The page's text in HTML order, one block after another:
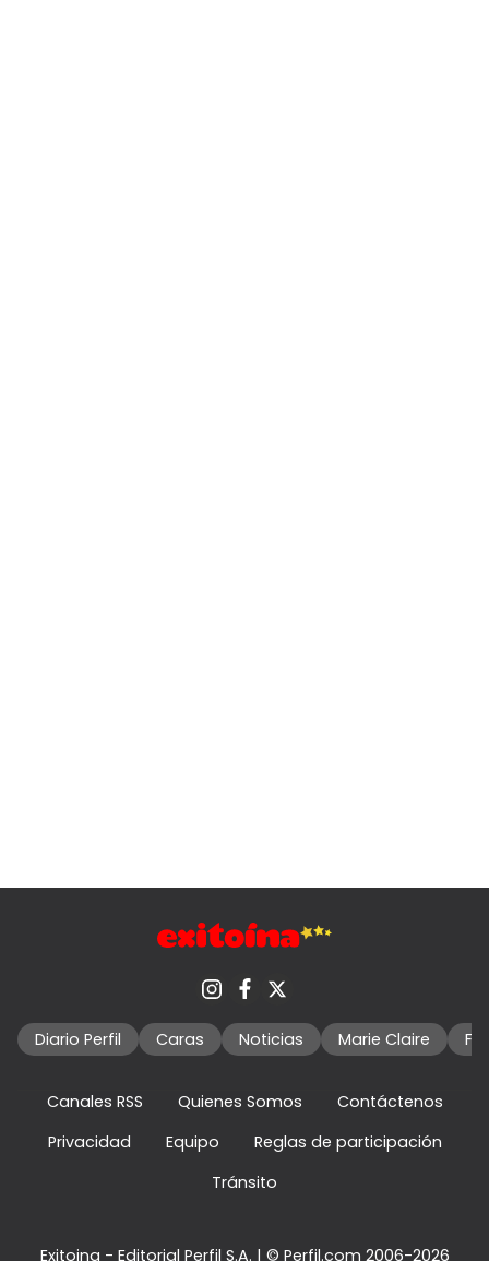
Diario Perfil Caras Noticias Marie Claire
Canales RSS Quienes Somos
Contáctenos
Privacidad
Equipo
Reglas de participación
Tránsito
Exitoina - Editorial Perfil S.A. | © Perfil.com 2006-2026